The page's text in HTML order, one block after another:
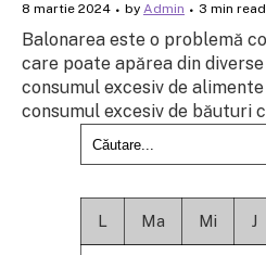
8 martie 2024 by Admin 3 min read
Balonarea este o problemă
care poate apărea din
consumul excesiv de
consumul excesiv de băuturi
L Ma Mi J